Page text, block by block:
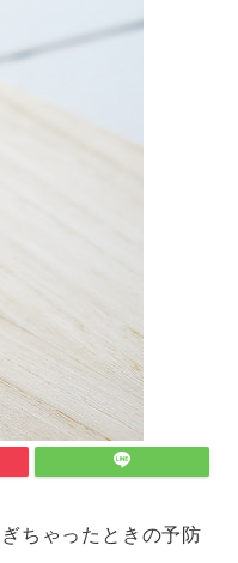
ちゃったときの予防